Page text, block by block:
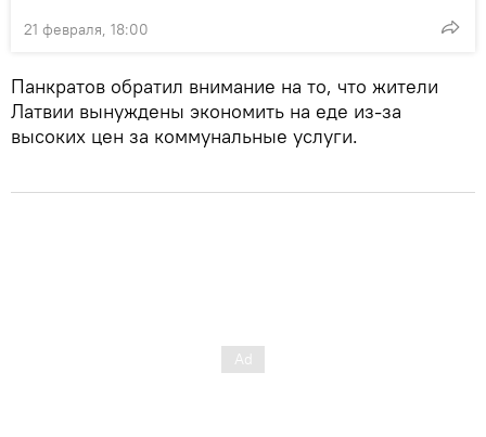
21 февраля, 18:00
Панкратов обратил внимание на то, что жители
Латвии вынуждены экономить на еде из-за
высоких цен за коммунальные услуги.